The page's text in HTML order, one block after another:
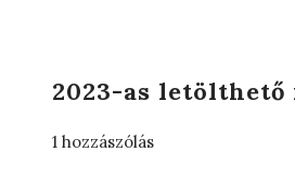
2023-as letölthető
1 hozzászólás